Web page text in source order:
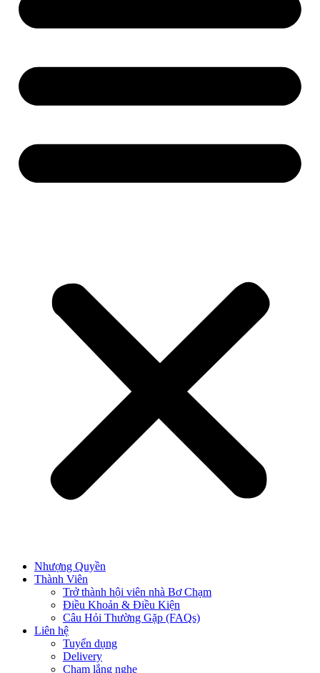
Nhượng Quyền
Thành Viên
Trở thành hội viên nhà Bơ Chạm
Điều Khoản & Điều Kiện
Câu Hỏi Thường Gặp (FAQs)
Liên hệ
Tuyển dụng
Delivery
Chạm lắng nghe